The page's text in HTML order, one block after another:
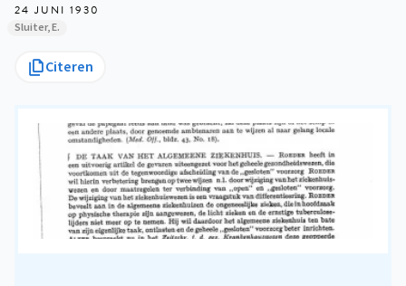
24 JUNI 1930
Sluiter, E.
Citeren